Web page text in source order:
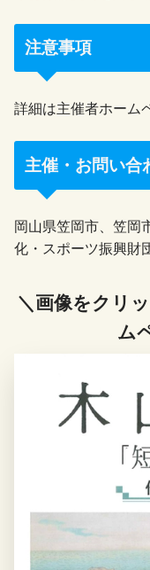
注意事項
詳細は主催者ホーム
主催・お問い合
岡山県笠岡市、笠岡
化・スポーツ振興財
＼画像をクリ
ム